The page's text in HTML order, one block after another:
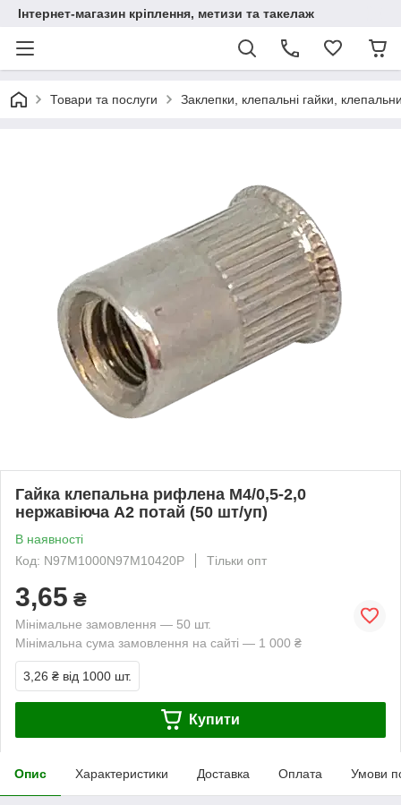
Інтернет-магазин кріплення, метизи та такелаж
Товари та послуги Заклепки, клепальні гайки,
Гайка клепальна рифлена М4/0,5-2,0
нержавіюча А2 потай (50 шт/уп)
В наявності
Код: N97M1000N97M10420P
Тільки опт
3,65 ₴
Мінімальне замовлення — 50 шт.
Мінімальна сума замовлення на сайті — 1 000 ₴
3,26 ₴ від 1000 шт.
Купити
Опис Характеристики Доставка Оплата Умови